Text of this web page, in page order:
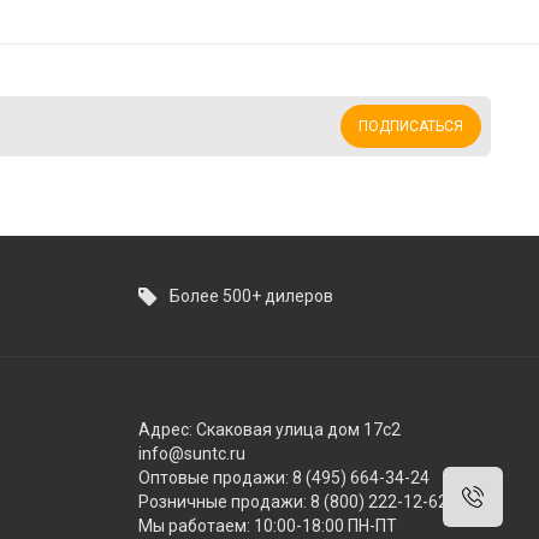
ПОДПИСАТЬСЯ
Более 500+ дилеров
Адрес: Скаковая улица дом 17с2
info@suntc.ru
Оптовые продажи: 8 (495) 664-34-24
Розничные продажи: 8 (800) 222-12-62
Мы работаем: 10:00-18:00 ПН-ПТ